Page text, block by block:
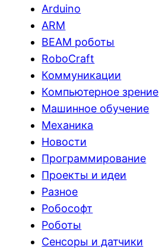
Arduino
ARM
BEAM роботы
RoboCraft
Коммуникации
Компьютерное зрение
Машинное обучение
Механика
Новости
Программирование
Проекты и идеи
Разное
Робософт
Роботы
Сенсоры и датчики